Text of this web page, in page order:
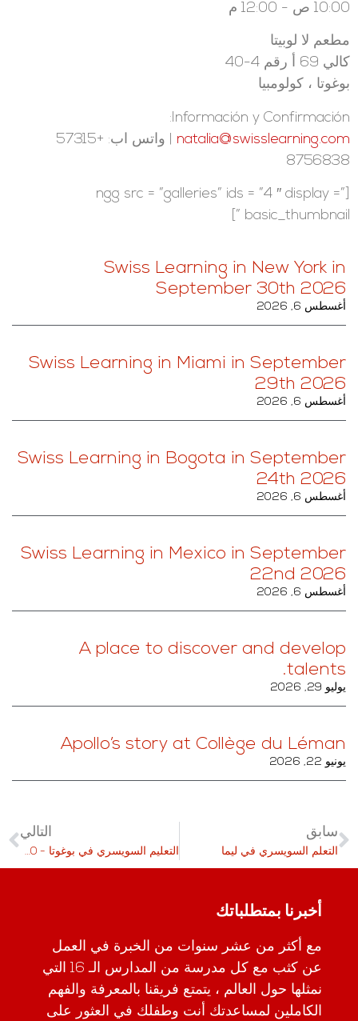
10:00 ص - 12:00 م
مطعم لا لوبيتا
كالي 69 أ رقم 4-40
بوغوتا ، كولومبيا
Información y Confirmación:
natalia@swisslearning.com
| واتس اب: +57315
8756838
[ngg src = ”galleries” ids = ”4 ″ display =”
basic_thumbnail ”]
Swiss Learning in New York in
September 30th 2026
أغسطس 6, 2026
Swiss Learning in Miami in September
29th 2026
أغسطس 6, 2026
Swiss Learning in Bogota in September
24th 2026
أغسطس 6, 2026
Swiss Learning in Mexico in September
22nd 2026
أغسطس 6, 2026
A place to discover and develop
talents.
يوليو 29, 2026
Apollo’s story at Collège du Léman
يونيو 22, 2026
سابق
التعلم السويسري في ليما
التالي
التعليم السويسري في بوغوتا - 70 عامًا DÍA HELVETIA
أخبرنا بمتطلباتك
مع أكثر من عشر سنوات من الخبرة في العمل
عن كثب مع كل مدرسة من المدارس الـ 16 التي
نمثلها حول العالم ، يتمتع فريقنا بالمعرفة والفهم
الكاملين لمساعدتك أنت وطفلك في العثور على